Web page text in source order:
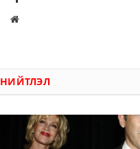
Вэбсайт
НИЙТЛЭЛ